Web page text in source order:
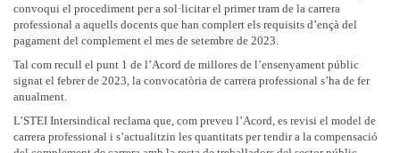
convoqui el procediment per a sol·licitar el primer tram de la carrera
professional a aquells docents que han complert els requisits d’ençà del
pagament del complement el mes de setembre de 2023.
Tal com recull el punt 1 de l’Acord de millores de l’ensenyament públic
signat el febrer de 2023, la convocatòria de carrera professional s’ha de fer
anualment.
L’STEI Intersindical reclama que, com preveu l’Acord, es revisi el model de
carrera professional i s’actualitzin les quantitats per tendir a la compensació